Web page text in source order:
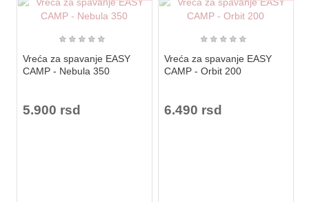
★ ★ ★ ★ ★
Vreća za spavanje EASY
CAMP - Nebula 350
5.900 rsd
★ ★ ★ ★ ★
Vreća za spavanje EASY
CAMP - Orbit 200
6.490 rsd